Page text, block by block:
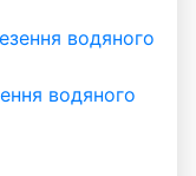
водяного